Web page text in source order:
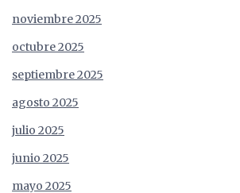
noviembre 2025
octubre 2025
septiembre 2025
agosto 2025
julio 2025
junio 2025
mayo 2025